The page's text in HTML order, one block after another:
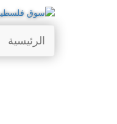
الرئيسية